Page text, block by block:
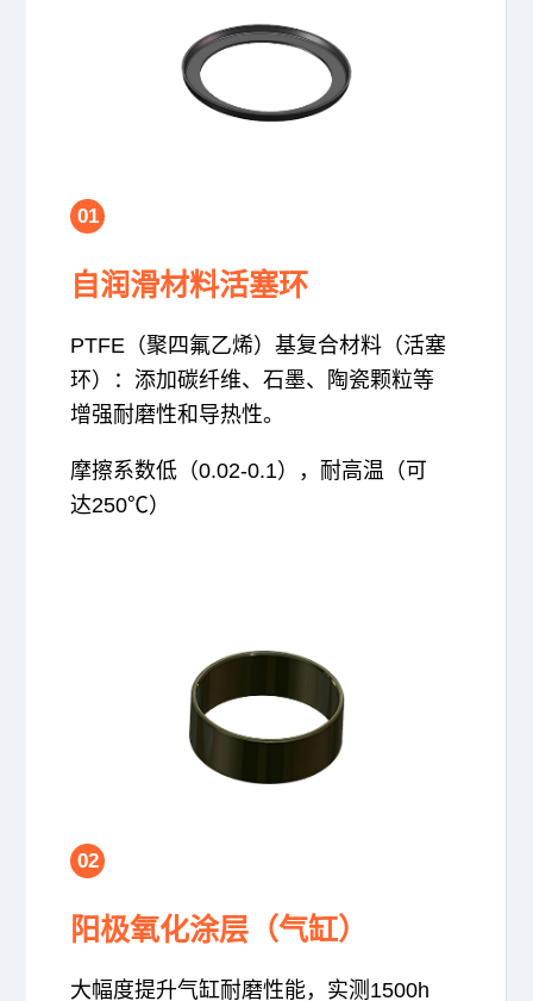
01
自润滑材料活塞环
PTFE（聚四氟乙烯）基复合材料（活塞
环）：添加碳纤维、石墨、陶瓷颗粒等
增强耐磨性和导热性。
摩擦系数低（0.02-0.1），耐高温（可
达250℃）
02
阳极氧化涂层（气缸）
大幅度提升气缸耐磨性能，实测1500h